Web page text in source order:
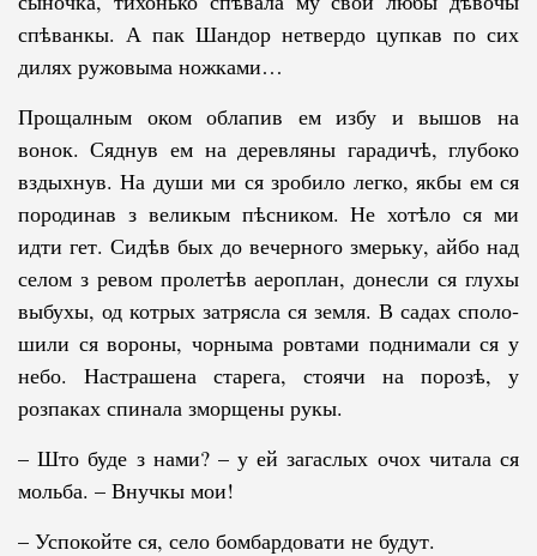
спѣванкы. А пак Шандор нетвердо цупкав по сих
дилях ружовыма ножками…
Прощалным оком облапив ем избу и вышов на
вонок. Сяднув ем на деревляны гарадичѣ, глубоко
вздыхнув. На души ми ся зробило легко, як­бы ем ся
породинав з великым пѣсником. Не хотѣло ся ми
идти гет. Сидѣв бых до вечерного змерьку, айбо над
селом з ревом пролетѣв аероплан, до­несли ся глухы
выбухы, од котрых затрясла ся земля. В садах споло­
ши­ли ся вороны, чорныма ровтами поднимали ся у
небо. Настрашена старега, сто­ячи на порозѣ, у
розпаках спинала зморщены рукы.
– Што буде з нами? – у ей загаслых очох читала ся
мольба. – Внучкы мои!
– Успокойте ся, село бомбардовати не будут.